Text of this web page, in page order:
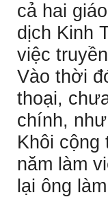
cả hai
dịch Kinh
việc
Vào thời
thoại,
chính,
Khôi cộng
năm làm
lại ông